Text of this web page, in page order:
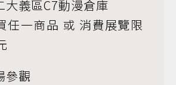
大義區C7動漫倉庫
任一商品 或 消費展覽限
參觀